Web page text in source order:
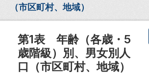
（市区町村、地域）
第1表 年齢（各歳・5
歳階級）別、男女別人
口（市区町村、地域）